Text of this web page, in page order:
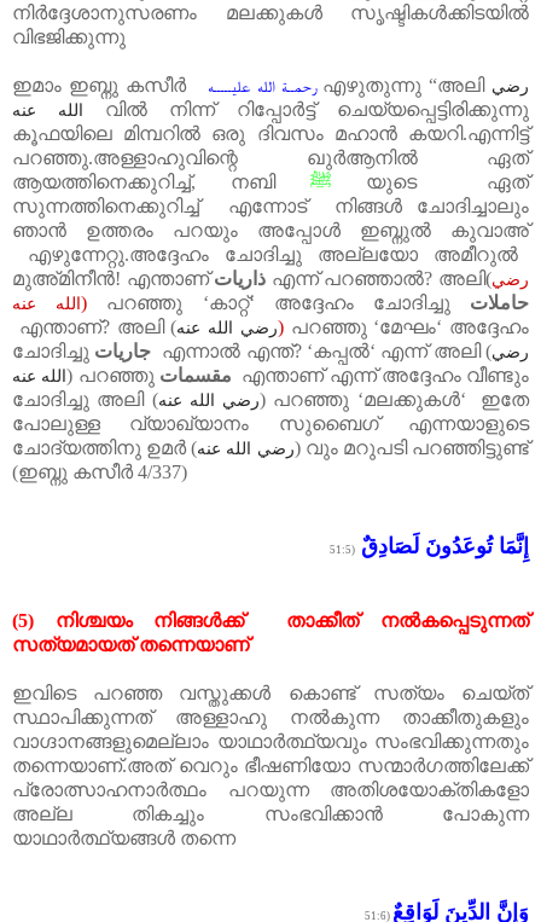
നിർദ്ദേശാനുസരണം മലക്കുകൾ സൃഷ്ടികൾക്കിടയിൽ
വിഭജിക്കുന്നു
ഇമാം ഇബ്നു കസീർ رحمــة الله عليـــــه എഴുതുന്നു “അലി رضي
الله عنه വിൽ നിന്ന് റിപ്പോർട്ട് ചെയ്യപ്പെട്ടിരിക്കുന്നു
കൂഫയിലെ മിമ്പറിൽ ഒരു ദിവസം മഹാൻ കയറി.എന്നിട്ട്
പറഞ്ഞു.അള്ളാഹുവിന്റെ ഖുർആനിൽ
ഏത്
ആയത്തിനെക്കുറിച്ച്, നബി ﷺ യുടെ
ഏത്
സുന്നത്തിനെക്കുറിച്ച്
എന്നോട് നിങ്ങൾ
ചോദിച്ചാലും
ഞാൻ
ഉത്തരം പറയും അപ്പോൾ ഇബ്നുൽ കുവാഅ്
എഴുന്നേറ്റു.അദ്ദേഹം ചോദിച്ചു അല്ലയോ
അമീറുൽ
മുഅ്മിനീൻ! എന്താണ് ذاريات എന്ന് പറഞ്ഞാൽ? അലി(رضي
الله عنه) പറഞ്ഞു ‘കാറ്റ്‘ അദ്ദേഹം ചോദിച്ചു حاملات
എന്താണ്? അലി(رضي الله عنه) പറഞ്ഞു ‘മേഘം‘ അദ്ദേഹം
ചോദിച്ചു جاريات എന്നാൽ എന്ത്? ‘കപ്പൽ‘ എന്ന് അലി(رضي
الله عنه) പറഞ്ഞു مقسمات എന്താണ് എന്ന് അദ്ദേഹം വീണ്ടും
ചോദിച്ചു അലി(رضي الله عنه) പറഞ്ഞു ‘മലക്കുകൾ‘ ഇതേ
പോലുള്ള വ്യാഖ്യാനം സുബൈഗ് എന്നയാളുടെ
ചോദ്യത്തിനു ഉമർ(رضي الله عنه) വും മറുപടി പറഞ്ഞിട്ടുണ്ട്
(ഇബ്നു കസീർ4/337)
إِنَّمَا تُوعَدُونَ لَصَادِقٌ (51:5
(5) നിശ്ചയം നിങ്ങൾക്ക് താക്കീത്
നൽകപ്പെടുന്നത്
സത്യമായത് തന്നെയാണ്
ഇവിടെ പറഞ്ഞ വസ്തുക്കൾ കൊണ്ട് സത്യം
ചെയ്ത്
സ്ഥാപിക്കുന്നത്
അള്ളാഹു നൽകുന്ന
താക്കീതുകളും
വാഗ്ദാനങ്ങളുമെല്ലാം യാഥാർത്ഥ്യവും സംഭവിക്കുന്നതും
തന്നെയാണ്.അത് വെറും ഭീഷണിയോ സന്മാർഗത്തിലേക്ക്
പ്രോത്സാഹനാർത്ഥം
പറയുന്ന
അതിശയോക്തികളോ
അല്ല
തികച്ചും സംഭവിക്കാൻ
പോകുന്ന
യാഥാർത്ഥ്യങ്ങൾ തന്നെ
وَإِنَّ الدِّينَ لَوَاقِعٌ (51:6